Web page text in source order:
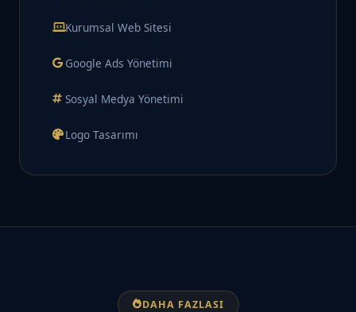
Kurumsal Web Sitesi
Google Ads Yönetimi
Sosyal Medya Yönetimi
Logo Tasarımı
DAHA FAZLASI